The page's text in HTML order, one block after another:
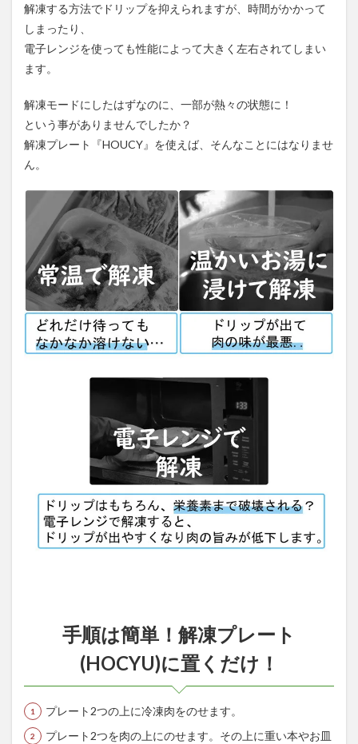
解凍する方法でドリップを抑えられますが、時間がかかって
しまったり、
電子レンジを使っても性能によって大きく左右されてしまい
ます。
解凍モードにしたはずなのに、一部が熱々の状態に！
という事がありませんでしたか？
解凍プレート『HOUCY』を使えば、そんなことにはなりませ
ん。
手順は簡単！解凍プレート
(HOCYU)に置くだけ！
プレート2つの上に冷凍肉をのせます。
プレート2つを肉の上にのせます。その上に重い本やお皿